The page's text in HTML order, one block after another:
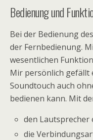
Bedienung und
Bei der Bedienung
der Fernbedienung.
wesentlichen
Mir persönlich gefällt
Soundtouch auch
bedienen kann. Mit
den Lautsprecher
die